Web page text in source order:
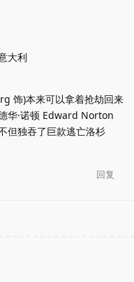
大利
饰)本来可以拿着抢劫回来
华·诺顿 Edward Norton
但独吞了巨款逃亡洛杉
回复